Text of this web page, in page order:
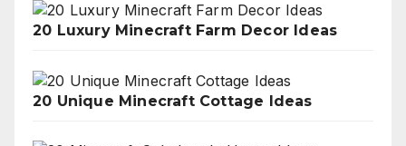
20 Luxury Minecraft Farm Decor Ideas
20 Unique Minecraft Cottage Ideas